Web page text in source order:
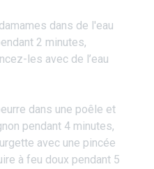
dans de l'eau
2 minutes,
les avec de l’eau
dans une poêle et
pendant 4 minutes,
avec une pincée
à feu doux pendant 5